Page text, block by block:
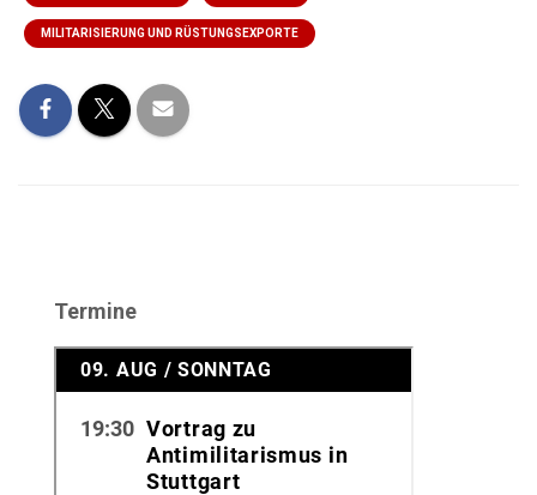
MILITARISIERUNG UND RÜSTUNGSEXPORTE
Termine